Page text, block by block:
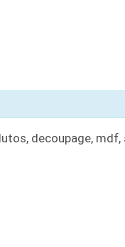
decoupage, mdf,